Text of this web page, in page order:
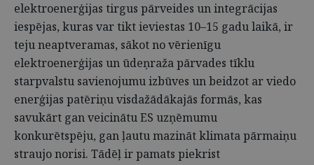
elektroenerģijas tirgus pārveides un integrācijas
iespējas, kuras var tikt ieviestas 10–15 gadu laikā, ir
teju neaptveramas, sākot no vērienīgu
elektroenerģijas un ūdeņraža pārvades tīklu
starpvalstu savienojumu izbūves un beidzot ar viedo
enerģijas patēriņu visdažādākajās formās, kas
savukārt gan veicinātu ES uzņēmumu
konkurētspēju, gan ļautu mazināt klimata pārmaiņu
straujo norisi. Tādēļ ir pamats piekrist